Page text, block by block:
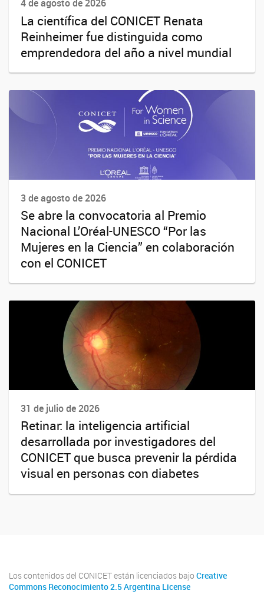
4 de agosto de 2026
La científica del CONICET Renata
Reinheimer fue distinguida como
emprendedora del año a nivel mundial
3 de agosto de 2026
Se abre la convocatoria al Premio
Nacional L’Oréal-UNESCO “Por las
Mujeres en la Ciencia” en colaboración
con el CONICET
31 de julio de 2026
Retinar: la inteligencia artificial
desarrollada por investigadores del
CONICET que busca prevenir la pérdida
visual en personas con diabetes
Los contenidos del CONICET están licenciados bajo Creative
Commons Reconocimiento 2.5 Argentina License